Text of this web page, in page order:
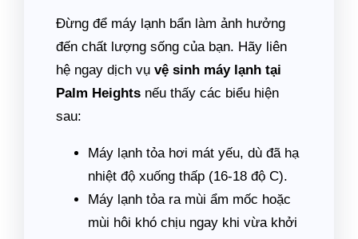
Đừng để máy lạnh bẩn làm ảnh hưởng
đến chất lượng sống của bạn. Hãy liên
hệ ngay dịch vụ vệ sinh máy lạnh tại
Palm Heights nếu thấy các biểu hiện
sau:
Máy lạnh tỏa hơi mát yếu, dù đã hạ
nhiệt độ xuống thấp (16-18 độ C).
Máy lạnh tỏa ra mùi ẩm mốc hoặc
mùi hôi khó chịu ngay khi vừa khởi